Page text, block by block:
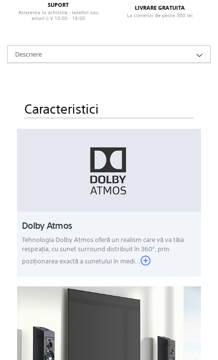
SUPORT
Asistenta la achizitie - telefon sau
email L-V 10:00 - 18:00
LIVRARE GRATUITA
La comenzi de peste 300 lei
Descriere
Caracteristici
Dolby Atmos
Tehnologia Dolby Atmos oferă un realism care vă va tăia
respiraţia, cu sunet surround distribuit în 360°, prin
poziţionarea exactă a sunetului în medi...